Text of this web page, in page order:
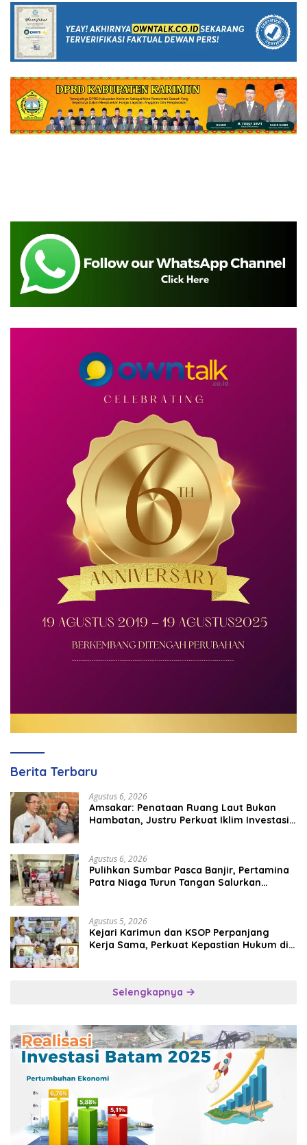
Berita Terbaru
Agustus 6, 2026
Amsakar: Penataan Ruang Laut Bukan
Hambatan, Justru Perkuat Iklim Investasi
Agustus 6, 2026
Pulihkan Sumbar Pasca Banjir, Pertamina
Patra Niaga Turun Tangan Salurkan
Agustus 5, 2026
Kejari Karimun dan KSOP Perpanjang
Kerja Sama, Perkuat Kepastian Hukum di
Selengkapnya